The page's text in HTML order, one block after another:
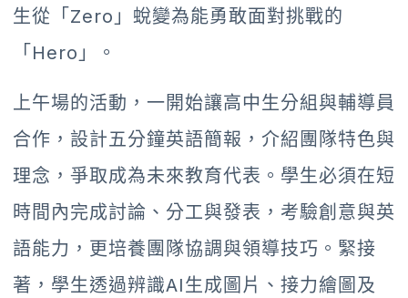
生從「Zero」蛻變為能勇敢面對挑戰的
「Hero」。
上午場的活動，一開始讓高中生分組與輔導員
合作，設計五分鐘英語簡報，介紹團隊特色與
理念，爭取成為未來教育代表。學生必須在短
時間內完成討論、分工與發表，考驗創意與英
語能力，更培養團隊協調與領導技巧。緊接
著，學生透過辨識AI生成圖片、接力繪圖及